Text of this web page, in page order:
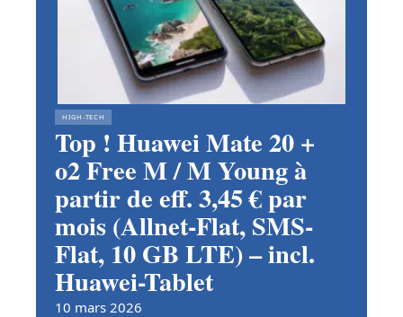
HIGH-TECH
Top ! Huawei Mate 20 +
o2 Free M / M Young à
partir de eff. 3,45 € par
mois (Allnet-Flat, SMS-
Flat, 10 GB LTE) – incl.
Huawei-Tablet
10 mars 2026